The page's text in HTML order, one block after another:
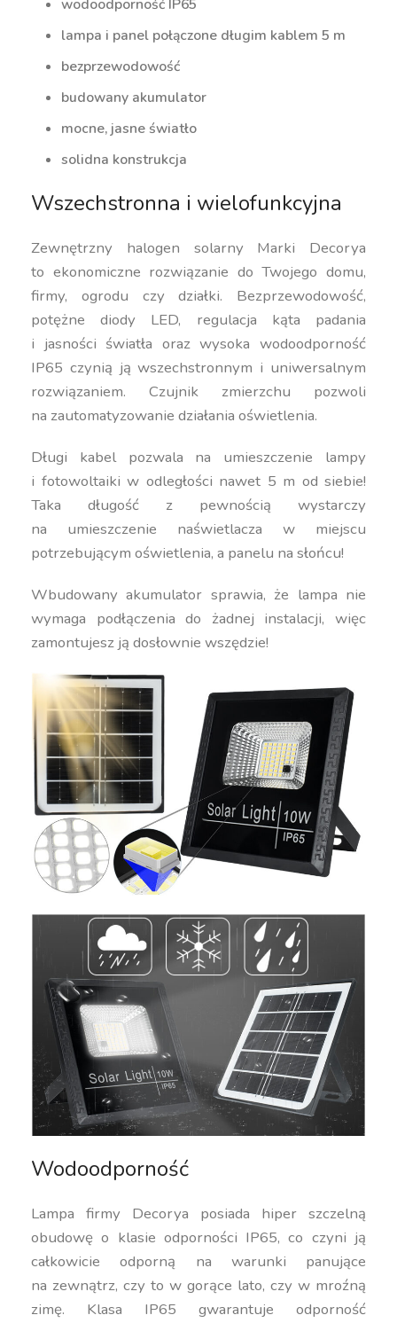
wodoodporność IP65
lampa i panel połączone długim kablem 5 m
bezprzewodowość
budowany akumulator
mocne, jasne światło
solidna konstrukcja
Wszechstronna i wielofunkcyjna
Zewnętrzny halogen solarny Marki Decorya
to ekonomiczne rozwiązanie do Twojego domu,
firmy, ogrodu czy działki. Bezprzewodowość,
potężne diody LED, regulacja kąta padania
i jasności światła oraz wysoka wodoodporność
IP65 czynią ją wszechstronnym i uniwersalnym
rozwiązaniem. Czujnik zmierzchu pozwoli
na zautomatyzowanie działania oświetlenia.
Długi kabel pozwala na umieszczenie lampy
i fotowoltaiki w odległości nawet 5 m od siebie!
Taka długość z pewnością wystarczy
na umieszczenie naświetlacza w miejscu
potrzebującym oświetlenia, a panelu na słońcu!
Wbudowany akumulator sprawia, że lampa nie
wymaga podłączenia do żadnej instalacji, więc
zamontujesz ją dosłownie wszędzie!
Wodoodporność
Lampa firmy Decorya posiada hiper szczelną
obudowę o klasie odporności IP65, co czyni ją
całkowicie odporną na warunki panujące
na zewnątrz, czy to w gorące lato, czy w mroźną
zimę. Klasa IP65 gwarantuje odporność